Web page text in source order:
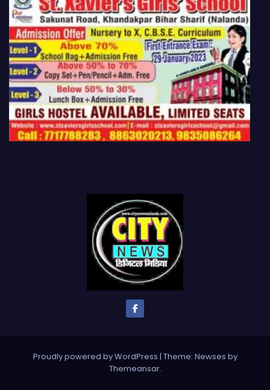
Proudly powered by WordPress | Theme: Newses by
Themeansar.